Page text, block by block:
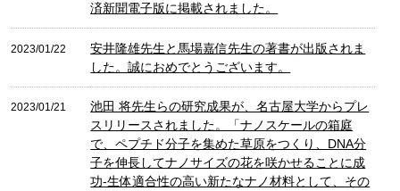
済新聞電子版に掲載されました。
2023/01/22
安井隆雄先生と馬場嘉信先生の著書が出版されま
した。誠におめでとうございます。
2023/01/21
池田 将先生らの研究成果が、名古屋大学からプレ
スリリースされました。「ナノスケールの箱庭
で、ペプチド分子を集めた草原をつくり、DNA分
子を伸長してナノサイズの花を咲かせることに成
功-生体適合性の高い新たなナノ材料として、その